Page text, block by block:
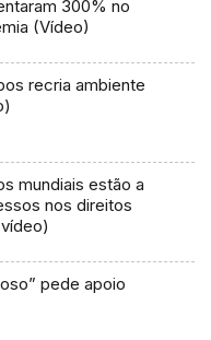
300% no
(Vídeo)
recria ambiente
mundiais estão a
nos direitos
pede apoio